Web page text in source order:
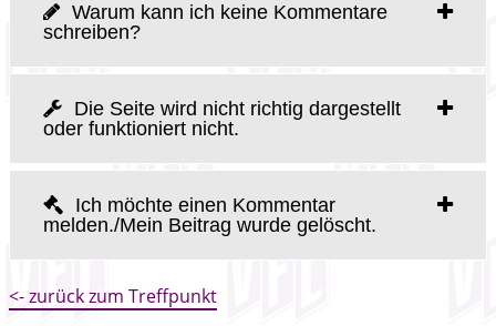
Warum kann ich keine Kommentare
schreiben?
Die Seite wird nicht richtig dargestellt
oder funktioniert nicht.
Ich möchte einen Kommentar
melden./Mein Beitrag wurde gelöscht.
<- zurück zum Treffpunkt